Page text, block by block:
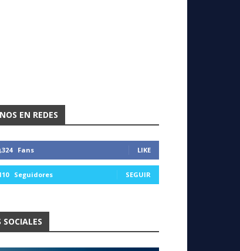
EN REDES
Fans LIKE
Seguidores SEGUIR
SOCIALES